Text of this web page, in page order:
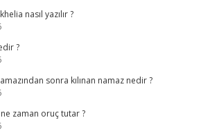
nasıl yazılır ?
?
sonra kılınan namaz nedir ?
zaman oruç tutar ?